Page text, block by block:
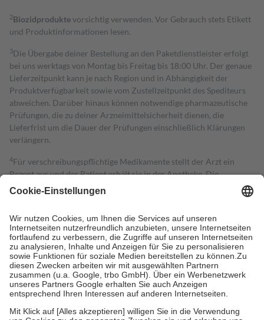
2Biozidproduktevorsichtig verwenden. Vor Gebrauch stets Etikett
und Produktinformationen lesen.
3Die Übergabe deiner Bestellung an den Paketdienstleister erfolgt
bei uns werktags von Montag bis Freitag bis 18:00 Uhr. Der genaue
Lieferzeitpunkt kann je nach Region und in Abhängigkeit der
Produktverfügbarkeit sowie vom Zustellzeitpunkt des Spediteurs
abweichen. Darüber hinaus können notwendige pharmazeutische
Prüfungen, die zu deiner Arzneimittelsicherheit dienen, die
Lieferfrist um die Dauer der Prüfungen einschließlich Klärungen
verlängern.
4Für verschreibungspflichtige Medikamente stellt der Arzt ein
Rezept aus und der Patient erhält sie in der Apotheke. Die
gesetzliche Krankenversicherung übernimmt in der Regel die
Kosten dafür, der Versicherte trägt einen Teil davon als Zuzahlung
Grundsätzlich leisten Mitglieder Zuzahlungen in Höhe von zehn
Prozent des Abgabepreises,mindestens jedochfünf Euround
höchstens zehn Euro.Es sind jedoch nie mehr als die tatsächlichen
Kosten der Leistung zu entrichten.
Diese Regeln gelten grundsätzlich auch für Online-Apotheken.
Bei Heilmitteln und häuslicher Krankenpflege beträgt die
Zuzahlung zehn Prozent der Kosten sowie zehn Euro je
Verordnung.